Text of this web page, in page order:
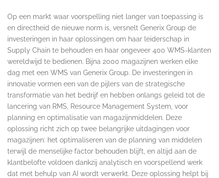
Op een markt waar voorspelling niet langer van toepassing is
en directheid de nieuwe norm is, versnelt Generix Group de
investeringen in haar oplossingen om haar leiderschap in
Supply Chain te behouden en haar ongeveer 400 WMS-klanten
wereldwijd te bedienen. Bijna 2000 magazijnen werken elke
dag met een WMS van Generix Group. De investeringen in
innovatie vormen een van de pijlers van de strategische
transformatie van het bedrijf en hebben onlangs geleid tot de
lancering van RMS, Resource Management System, voor
planning en optimalisatie van magazijnmiddelen. Deze
oplossing richt zich op twee belangrijke uitdagingen voor
magazijnen: het optimaliseren van de planning van middelen
terwijl de menselijke factor behouden blijft, en altijd aan de
klantbelofte voldoen dankzij analytisch en voorspellend werk
dat met behulp van AI wordt verwerkt. Deze oplossing helpt bij